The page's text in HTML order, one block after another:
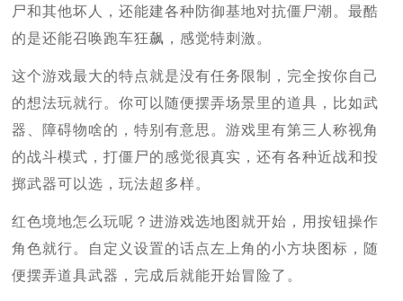
尸和其他坏人，还能建各种防御基地对抗僵尸潮。最酷
的是还能召唤跑车狂飙，感觉特刺激。
这个游戏最大的特点就是没有任务限制，完全按你自己
的想法玩就行。你可以随便摆弄场景里的道具，比如武
器、障碍物啥的，特别有意思。游戏里有第三人称视角
的战斗模式，打僵尸的感觉很真实，还有各种近战和投
掷武器可以选，玩法超多样。
红色境地怎么玩呢？进游戏选地图就开始，用按钮操作
角色就行。自定义设置的话点左上角的小方块图标，随
便摆弄道具武器，完成后就能开始冒险了。